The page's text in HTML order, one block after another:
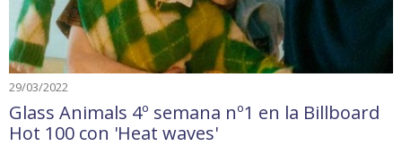
29/03/2022
Glass Animals 4º semana nº1 en la Billboard
Hot 100 con 'Heat waves'